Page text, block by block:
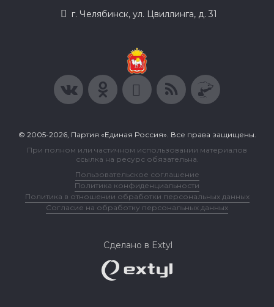
г. Челябинск, ул. Цвиллинга, д. 31
© 2005-2026, Партия «Единая Россия». Все права защищены.
При полном или частичном использовании материалов
ссылка на ресурс обязательна.
Пользовательское соглашение
Политика конфиденциальности
Политика в отношении обработки персональных данных
Согласие на обработку персональных данных
Сделано в Extyl